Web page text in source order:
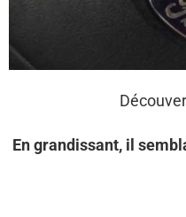
En grandissant, il